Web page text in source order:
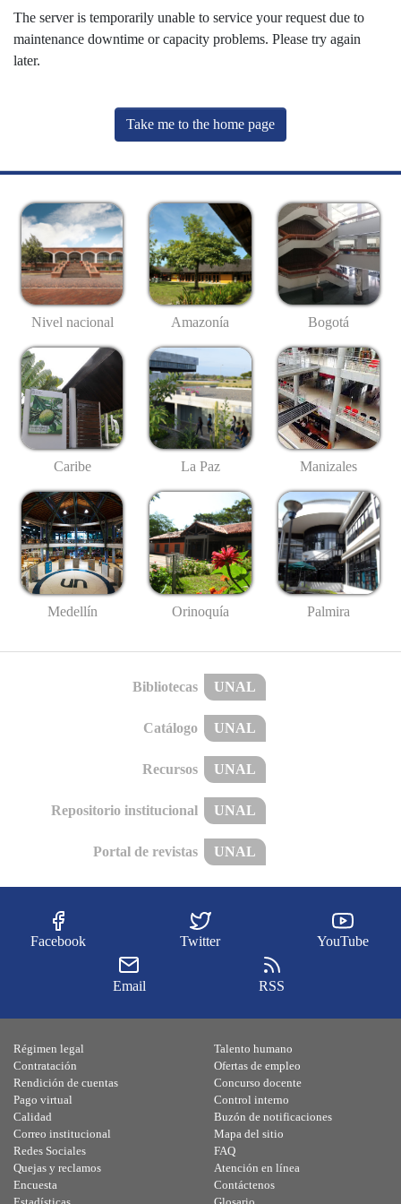
The server is temporarily unable to service your request due to
maintenance downtime or capacity problems. Please try again
later.
Take me to the home page
Nivel nacional Amazonía Bogotá
Caribe La Paz Manizales
Medellín Orinoquía Palmira
Bibliotecas UNAL
Catálogo UNAL
Recursos UNAL
Repositorio institucional UNAL
Portal de revistas UNAL
Facebook Twitter YouTube
Email RSS
Régimen legal
Contratación
Rendición de cuentas
Pago virtual
Calidad
Talento humano
Ofertas de empleo
Concurso docente
Control interno
Buzón de notificaciones
Correo institucional
Redes Sociales
Quejas y reclamos
Encuesta
Mapa del sitio
FAQ
Atención en línea
Contáctenos